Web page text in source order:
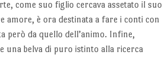
come suo figlio cercava assetato il suo
amore, è ora destinata a fare i conti con
però da quello dell’animo. Infine,
una belva di puro istinto alla ricerca